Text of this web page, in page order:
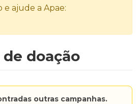
e ajude a Apae:
doação
outras campanhas.